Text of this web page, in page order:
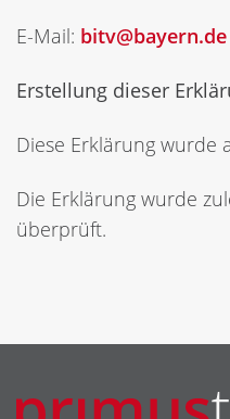
E-Mail: bitv@bayern.de
Erstellung dieser
Diese Erklärung wurde
Die Erklärung wurde
überprüft.